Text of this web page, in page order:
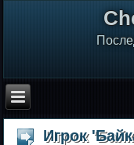
Игрок